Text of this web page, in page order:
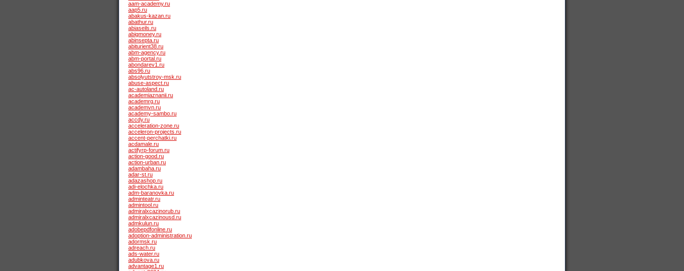
aam-academy.ru
aap5.ru
abakus-kazan.ru
abathur.ru
abiaseils.ru
abigmoney.ru
abinsepta.ru
abiturient38.ru
abm-agency.ru
abm-portal.ru
abondarev1.ru
abs96.ru
absolyutstroy-msk.ru
abuse-aspect.ru
ac-autoland.ru
academiaznanii.ru
academrg.ru
academvn.ru
academy-sambo.ru
accdy.ru
acceleration-zone.ru
acceleron-projects.ru
accent-perchatki.ru
acdamale.ru
actifyrp-forum.ru
action-good.ru
action-urban.ru
adambaha.ru
adar-st.ru
adazashop.ru
adi-elochka.ru
adm-baranovka.ru
adminteatr.ru
admintool.ru
admiralxcazinorub.ru
admiralxcazinousd.ru
admkulun.ru
adobepdfonline.ru
adoption-administration.ru
adormsk.ru
adreach.ru
ads-water.ru
adubkova.ru
advantage1.ru